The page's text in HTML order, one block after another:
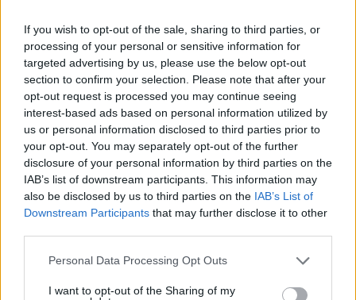
If you wish to opt-out of the sale, sharing to third parties, or
processing of your personal or sensitive information for
targeted advertising by us, please use the below opt-out
section to confirm your selection. Please note that after your
opt-out request is processed you may continue seeing
interest-based ads based on personal information utilized by
us or personal information disclosed to third parties prior to
your opt-out. You may separately opt-out of the further
disclosure of your personal information by third parties on the
IAB’s list of downstream participants. This information may
also be disclosed by us to third parties on the IAB’s List of
Downstream Participants that may further disclose it to other
Please note that this website/app uses one or more Google
not limited to your visit or usage behaviour. You may click to
Personal Data Processing Opt Outs
I want to opt-out of the Sharing of my
Στην Ελλάδα φθάνει σήμερα η 46χρονη από τη
Βρετανία που κατηγορείται για τον εμπρησμό στη Marfin
πριν 39 λεπτά
Νέα καρφιά Αυγερινού για την Καρυστιανού: Kάποιοι
ονειρεύονται βουλευτικά έδρανα και συνωμοσίες, η
δημοκρατία θα τους χαλάσει το όνειρο
πριν μία ώρα
Το παρεξηγημένο αιθέριο έλαιο που κρατά μακριά τα
κουνούπια για 3 ώρες
πριν μία ώρα
αλατίζουμε;
πριν μία ώρα
πριν μία ώρα